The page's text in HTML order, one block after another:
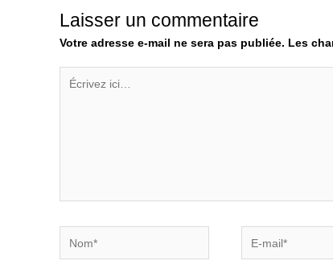
Laisser un commentaire
Votre adresse e-mail ne sera pas publiée. Les
ici…
mail*